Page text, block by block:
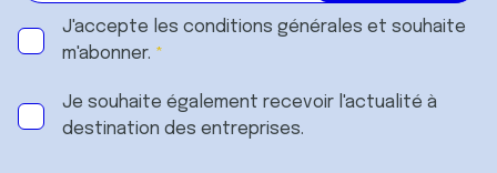
J'accepte les conditions générales et souhaite
m'abonner.
Je souhaite également recevoir l'actualité à
destination des entreprises.